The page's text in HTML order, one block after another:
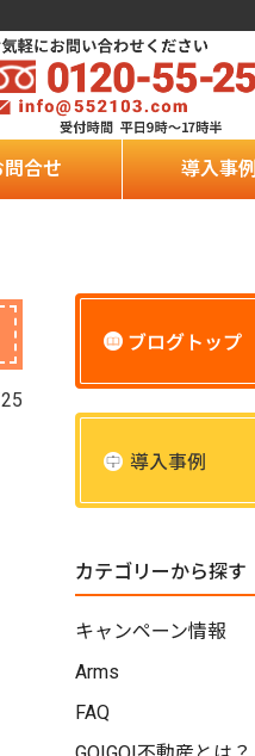
問合せ 導入事例
カテゴリーから探す
キャンペーン情報
Arms
FAQ